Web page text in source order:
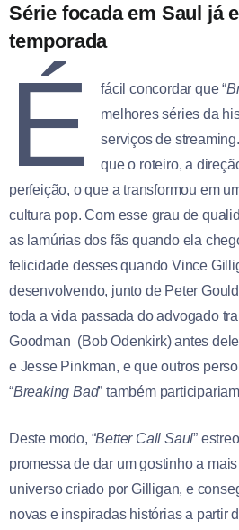
Série focada em Saul já
temporada
É fácil concordar que “
melhores séries da
serviços de
que o roteiro, a
perfeição, o que a transformou em
cultura pop. Com esse grau de
as lamúrias dos fãs quando ela
felicidade desses quando Vince
desenvolvendo, junto de Peter
toda a vida passada do advogado
Goodman (Bob Odenkirk) antes
e Jesse Pinkman, e que outros
“Breaking Bad” também
Deste modo, “Better Call Saul”
promessa de dar um gostinho a
universo criado por Gilligan, e
novas e inspiradas histórias a partir